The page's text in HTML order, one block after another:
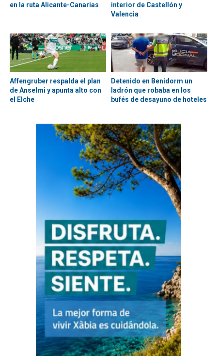
en la ruta Alicante-Canarias
interior de Castellón y
Valencia
Affengruber respalda el plan
de Anselmi y apunta alto con
el Elche
Detenido en Benidorm un
ladrón que robaba en los
bufés de desayuno de hoteles